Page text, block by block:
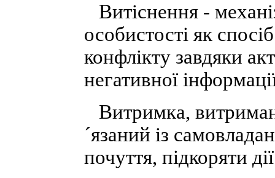
Витіснення -
особистості як
конфлікту завдяки
негативної
Витримка,
´язаний із
почуття, підкоряти